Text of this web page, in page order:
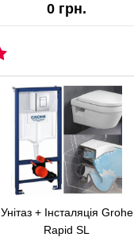
0 грн.
Унітаз + Інсталяція Grohe
Rapid SL